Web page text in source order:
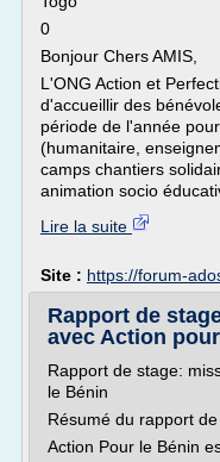
0
Bonjour Chers AMIS,
L'ONG Action et
d'accueillir des
période de l'année
(humanitaire,
camps chantiers
animation socio
Lire la suite
Site : https://forum-
Rapport de
avec Action
Rapport de stage:
le Bénin
Résumé du rapport
Action Pour le Bénin